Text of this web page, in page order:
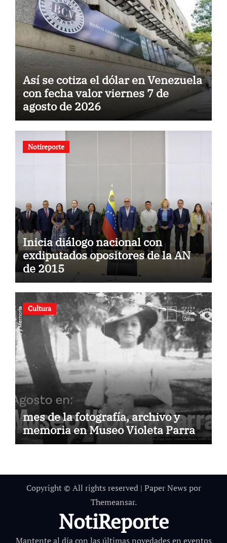
Así se cotiza el dólar en Venezuela
con fecha valor viernes 7 de
agosto de 2026
Notireporte
Inicia diálogo nacional con
exdiputados opositores de la AN
de 2015
Cultura
mes de la fotografía, archivo y
memoria en Museo Violeta Parra
Copyright © All rights reserved | Paper News por
Themeansar.
NotiReporte
Mantente al día con las últimas novedades en eventos